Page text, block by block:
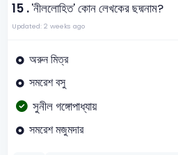
15 .'নীললোহিত' কোন লেখকের ছদ্মনাম?
Updated: 2 weeks ago
অরুন মিত্র
সমরেশ বসু
সুনীল গঙ্গোপাধ্যায়
সমরেশ মজুমদার